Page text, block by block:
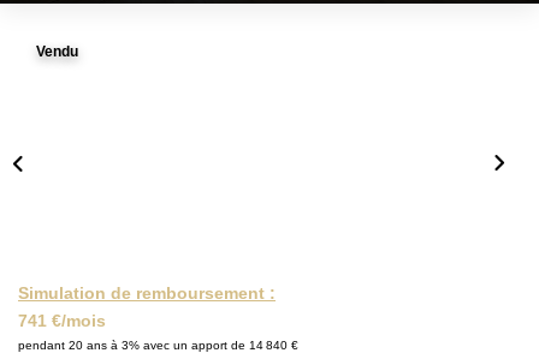
Vendu
Simulation de remboursement :
741 €/mois
pendant 20 ans à 3% avec un apport de 14 840 €